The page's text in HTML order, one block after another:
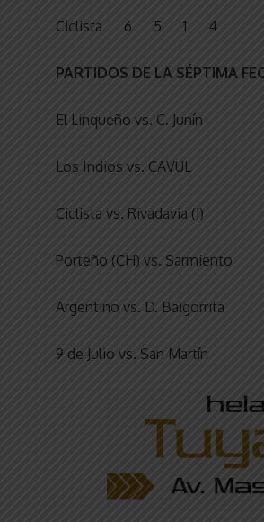
Ciclista 6 5 1 4
PARTIDOS DE LA SÉPTIMA
El Linqueño vs. C. Junín
Los Indios vs. CAVUL
Ciclista vs. Rivadavia (J)
Porteño (CH) vs. Sarmiento
Argentino vs. D. Baigorrita
9 de Julio vs. San Martín